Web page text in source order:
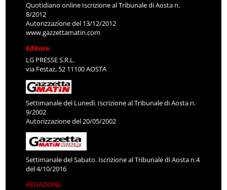
Quotidiano online Iscrizione al Tribunale di Aosta n.
8/2012
Autorizzazione del 13/12/2012
www.gazzettamatin.com
Editore
LG PRESSE S.R.L.
via Festaz, 52 11100 AOSTA
Settimanale del Lunedì. Iscrizione al Tribunale di Aosta n.
9/2002
Autorizzazione del 20/05/2002
Settimanale del Sabato. Iscrizione al Tribunale di Aosta n.4
del 4/10/2016
REDAZIONE